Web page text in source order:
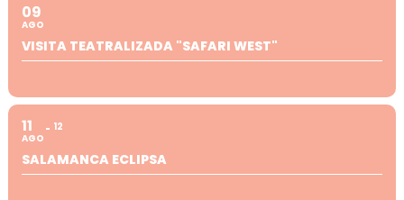
09
AGO
VISITA TEATRALIZADA "SAFARI WEST"
11
AGO
12
SALAMANCA ECLIPSA